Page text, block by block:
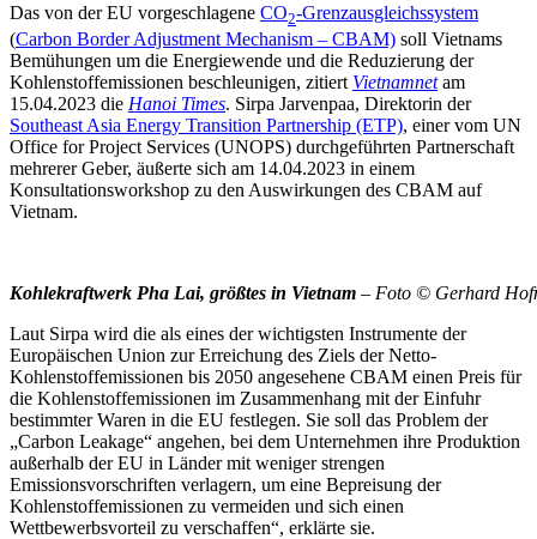
Das von der EU vorgeschlagene CO2-Grenzausgleichssystem
(Carbon Border Adjustment Mechanism – CBAM) soll Vietnams
Bemühungen um die Energiewende und die Reduzierung der
Kohlenstoffemissionen beschleunigen, zitiert Vietnamnetam
15.04.2023 die Hanoi Times. Sirpa Jarvenpaa, Direktorin der
Southeast Asia Energy Transition Partnership (ETP), einer vom UN
Office for Project Services (UNOPS) durchgeführten Partnerschaft
mehrerer Geber, äußerte sich am 14.04.2023 in einem
Konsultationsworkshop zu den Auswirkungen des CBAM auf
Vietnam.
Kohlekraftwerk Pha Lai, größtes in Vietnam – Foto © Gerhard
Laut Sirpa wird die als eines der wichtigsten Instrumente der
Europäischen Union zur Erreichung des Ziels der Netto-
Kohlenstoffemissionen bis 2050 angesehene CBAM einen Preis für
die Kohlenstoffemissionen im Zusammenhang mit der Einfuhr
bestimmter Waren in die EU festlegen. Sie soll das Problem der
„Carbon Leakage“ angehen, bei dem Unternehmen ihre Produktion
außerhalb der EU in Länder mit weniger strengen
Emissionsvorschriften verlagern, um eine Bepreisung der
Kohlenstoffemissionen zu vermeiden und sich einen
Wettbewerbsvorteil zu verschaffen“, erklärte sie.